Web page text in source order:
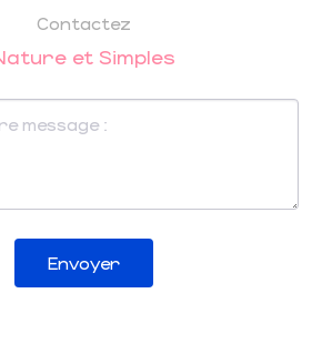
Contactez
et Simples
Envoyer